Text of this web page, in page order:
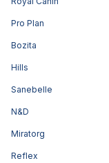
Pro Plan
Bozita
Hills
Sanebelle
N&D
Miratorg
Reflex